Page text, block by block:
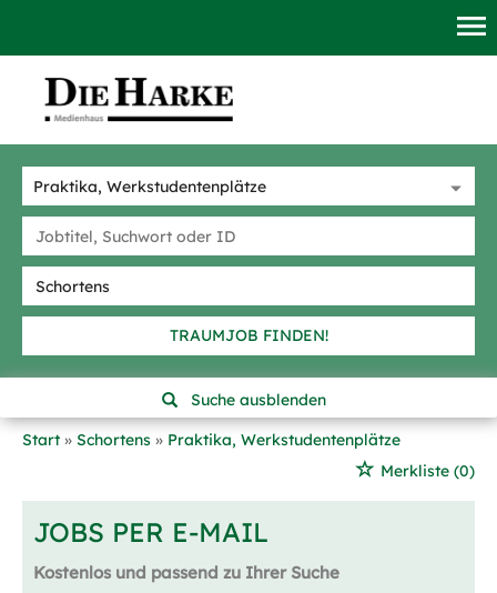
TRAUMJOB FINDEN!
Suche ausblenden
Start
Schortens
Praktika, Werkstudentenplätze
Merkliste (0)
JOBS PER E-MAIL
Kostenlos und passend zu Ihrer Suche